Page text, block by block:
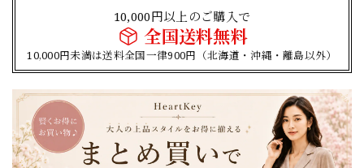
10,000円以上のご購入で
全国送料無料
10,000円未満は送料全国一律900円（北海道・沖縄・離島以外）